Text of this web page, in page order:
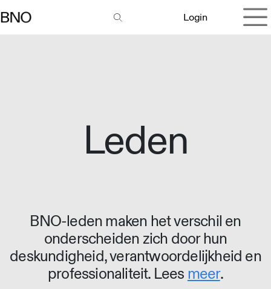
Login
Leden
BNO-leden maken het verschil en
onderscheiden zich door hun
deskundigheid, verantwoordelijkheid en
professionaliteit. Lees meer.